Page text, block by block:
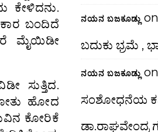
ಕೇಳಿದನು.
ಬಂದಿದೆ
ಮೈಯಿಡೀ
ಸುತ್ತಿದ.
ಹೋದ
ಕೋರಿಕೆ
ನಯನ ಬಜಕೂಡ್ಲು on
ಬದುಕು ಭ್ರಮೆ ,
ನಯನ ಬಜಕೂಡ್ಲು on
ಸಂಶೋಧನೆಯ
ಡಾ.ರಾಘವೇಂದ್ರ